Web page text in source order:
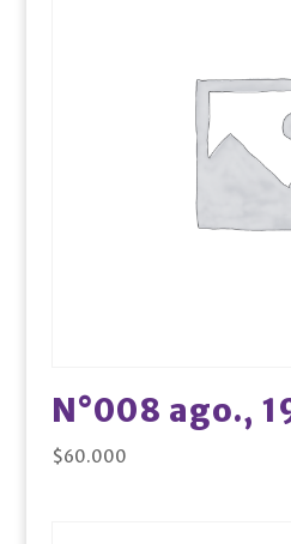
N°008 ago.,
$60.000